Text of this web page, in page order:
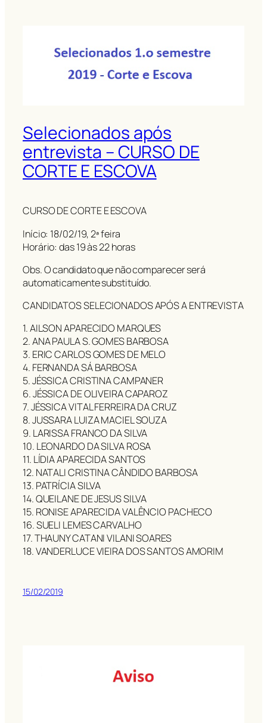
Selecionados após
entrevista – CURSO DE
CORTE E ESCOVA
CURSO DE CORTE E ESCOVA
Início: 18/02/19, 2ª feira
Horário: das 19 às 22 horas
Obs. O candidato que não comparecer será
automaticamente substituído.
CANDIDATOS SELECIONADOS APÓS A ENTREVISTA
1. AILSON APARECIDO MARQUES
2. ANA PAULA S. GOMES BARBOSA
3. ERIC CARLOS GOMES DE MELO
4. FERNANDA SÁ BARBOSA
5. JÉSSICA CRISTINA CAMPANER
6. JÉSSICA DE OLIVEIRA CAPAROZ
7. JÉSSICA VITAL FERREIRA DA CRUZ
8. JUSSARA LUIZA MACIEL SOUZA
9. LARISSA FRANCO DA SILVA
10. LEONARDO DA SILVA ROSA
11. LÍDIA APARECIDA SANTOS
12. NATALI CRISTINA CÂNDIDO BARBOSA
13. PATRÍCIA SILVA
14. QUEILANE DE JESUS SILVA
15. RONISE APARECIDA VALÊNCIO PACHECO
16. SUELI LEMES CARVALHO
17. THAUNY CATANI VILANI SOARES
18. VANDERLUCE VIEIRA DOS SANTOS AMORIM
15/02/2019